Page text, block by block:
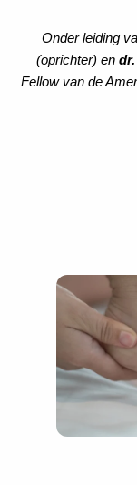
Onder leiding
(oprichter) en
Fellow van de